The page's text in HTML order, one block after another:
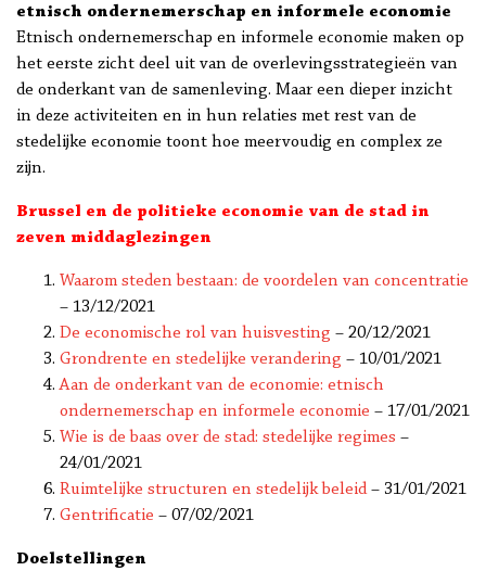
etnisch ondernemerschap en informele economie
Etnisch ondernemerschap en informele economie maken op
het eerste zicht deel uit van de overlevingsstrategieën van
de onderkant van de samenleving. Maar een dieper inzicht
in deze activiteiten en in hun relaties met rest van de
stedelijke economie toont hoe meervoudig en complex ze
zijn.
Brussel en de politieke economie van de stad in
zeven middaglezingen
Waarom steden bestaan: de voordelen van concentratie
– 13/12/2021
De economische rol van huisvesting – 20/12/2021
Grondrente en stedelijke verandering – 10/01/2021
Aan de onderkant van de economie: etnisch
ondernemerschap en informele economie – 17/01/2021
Wie is de baas over de stad: stedelijke regimes –
24/01/2021
Ruimtelijke structuren en stedelijk beleid– 31/01/2021
Gentrificatie – 07/02/2021
Doelstellingen